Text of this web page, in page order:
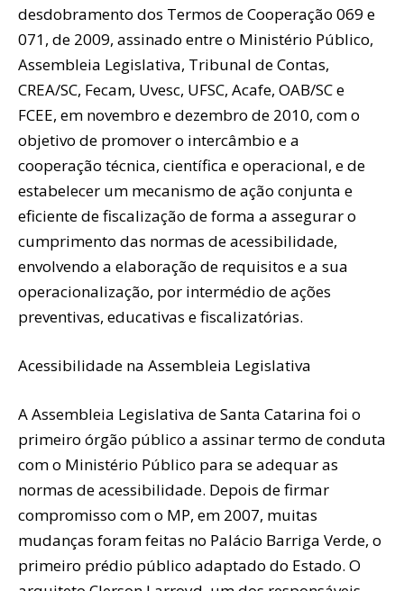
desdobramento dos Termos de Cooperação 069 e
071, de 2009, assinado entre o Ministério Público,
Assembleia Legislativa, Tribunal de Contas,
CREA/SC, Fecam, Uvesc, UFSC, Acafe, OAB/SC e
FCEE, em novembro e dezembro de 2010, com o
objetivo de promover o intercâmbio e a
cooperação técnica, científica e operacional, e de
estabelecer um mecanismo de ação conjunta e
eficiente de fiscalização de forma a assegurar o
cumprimento das normas de acessibilidade,
envolvendo a elaboração de requisitos e a sua
operacionalização, por intermédio de ações
preventivas, educativas e fiscalizatórias.
Acessibilidade na Assembleia Legislativa
A Assembleia Legislativa de Santa Catarina foi o
primeiro órgão público a assinar termo de conduta
com o Ministério Público para se adequar as
normas de acessibilidade. Depois de firmar
compromisso com o MP, em 2007, muitas
mudanças foram feitas no Palácio Barriga Verde, o
primeiro prédio público adaptado do Estado. O